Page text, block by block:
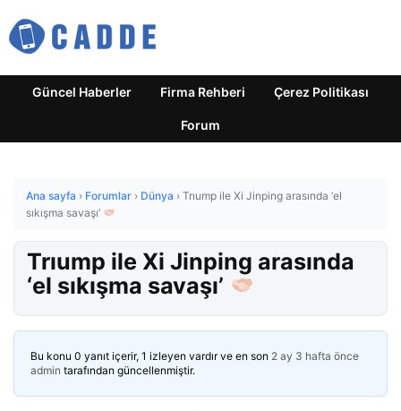
Güncel Haberler Firma Rehberi Çerez Politikası
Forum
Ana sayfa › Forumlar › Dünya › Trıump ile Xi Jinping arasında ‘el
sıkışma savaşı’
Trıump ile Xi Jinping arasında
‘el sıkışma savaşı’
Bu konu 0 yanıt içerir, 1 izleyen vardır ve en son 2 ay 3 hafta önce
admin tarafından güncellenmiştir.